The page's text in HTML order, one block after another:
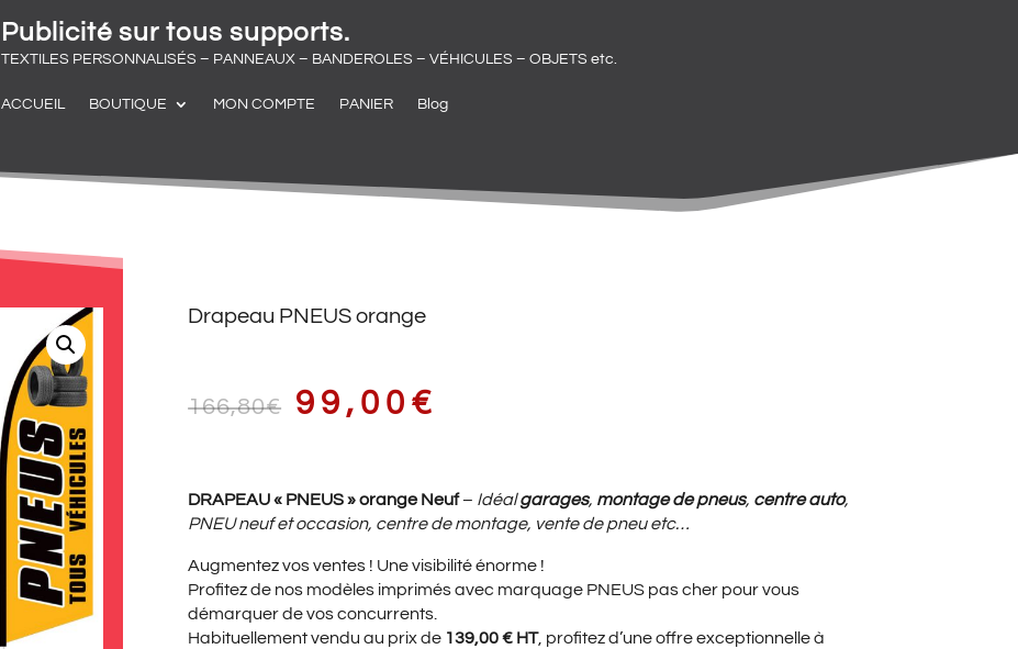
Publicité sur tous supports.
TEXTILES PERSONNALISÉS – PANNEAUX – BANDEROLES – VÉHICULES – OBJETS etc.
ACCUEIL BOUTIQUE MON COMPTE PANIER Blog
Drapeau PNEUS orange
166,80€ LE
PRIX
INITIAL
99,00 €
PRIX
ACTUEL
DRAPEAU « PNEUS » orange Neuf– Idéalgarages, montage de pneus, centre auto,
PNEU neuf et occasion, centre de montage, vente de pneu etc…
Augmentez vos ventes ! Une visibilité énorme !
Profitez de nos modèles imprimés avec marquage PNEUS pas cher pour vous
démarquer de vos concurrents.
Habituellement vendu au prix de 139,00 € HT, profitez d’une offre exceptionnelle à